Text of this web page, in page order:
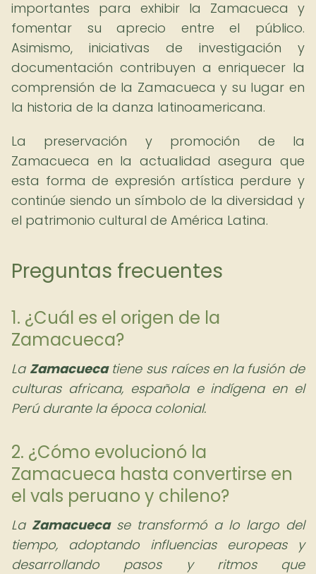
importantes para exhibir la Zamacueca y
fomentar su aprecio entre el público.
Asimismo, iniciativas de investigación y
documentación contribuyen a enriquecer la
comprensión de la Zamacueca y su lugar en
la historia de la danza latinoamericana.
La preservación y promoción de la
Zamacueca en la actualidad asegura que
esta forma de expresión artística perdure y
continúe siendo un símbolo de la diversidad y
el patrimonio cultural de América Latina.
Preguntas frecuentes
1. ¿Cuál es el origen de la
Zamacueca?
La Zamacuecatiene sus raíces en la fusión de
culturas africana, española e indígena en el
Perú durante la época colonial.
2. ¿Cómo evolucionó la
Zamacueca hasta convertirse en
el vals peruano y chileno?
La Zamacuecase transformó a lo largo del
tiempo, adoptando influencias europeas y
desarrollando pasos y ritmos que